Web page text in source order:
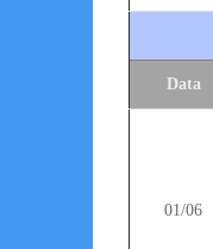
Data
01/06